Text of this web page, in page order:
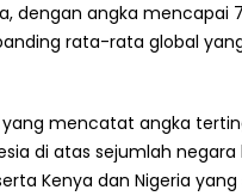
dengan angka mencapai
rata-rata global
yang mencatat angka
di atas sejumlah negara
Kenya dan Nigeria